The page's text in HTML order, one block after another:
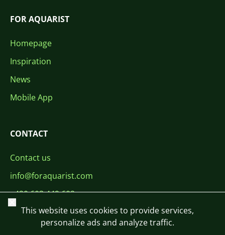
FOR AQUARIST
Homepage
Inspiration
News
Mobile App
CONTACT
Contact us
info@foraquarist.com
+420 603 449 602
Close
This website uses cookies to provide services,
personalize ads and analyze traffic.